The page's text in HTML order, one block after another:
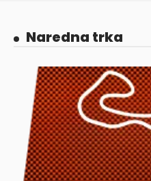
Naredna trka